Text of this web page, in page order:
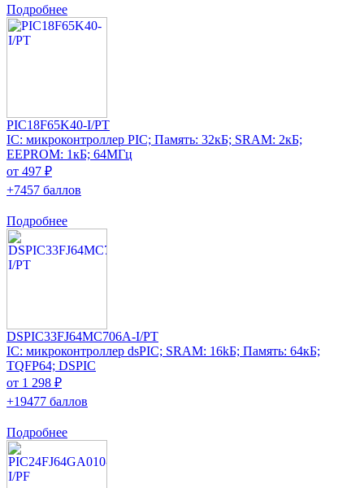
Подробнее
PIC18F65K40-I/PT
IC: микроконтроллер PIC; Память: 32кБ; SRAM: 2кБ;
EEPROM: 1кБ; 64МГц
от 497 ₽
+7457 баллов
Подробнее
DSPIC33FJ64MC706A-I/PT
IC: микроконтроллер dsPIC; SRAM: 16kБ; Память: 64кБ;
TQFP64; DSPIC
от 1 298 ₽
+19477 баллов
Подробнее